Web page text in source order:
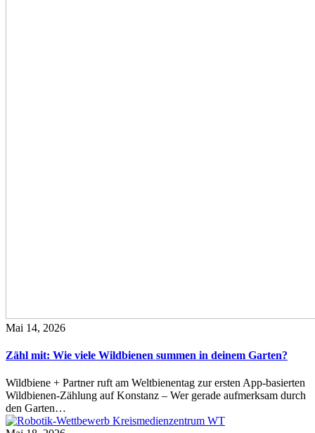
Mai 14, 2026
Zähl mit: Wie viele Wildbienen summen in deinem Garten?
Wildbiene + Partner ruft am Weltbienentag zur ersten App-basierten
Wildbienen-Zählung auf Konstanz – Wer gerade aufmerksam durch
den Garten…